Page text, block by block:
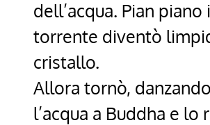
dell’acqua. Pian piano
torrente diventò
cristallo.
Allora tornò,
l’acqua a Buddha e lo